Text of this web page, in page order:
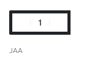
JAA